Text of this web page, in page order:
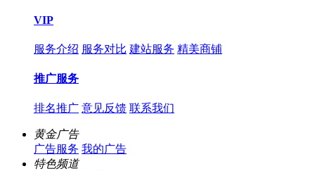
VIP
服务介绍 服务对比 建站服务 精美商铺
推广服务
排名推广 意见反馈 联系我们
黄金广告
广告服务 我的广告
特色频道